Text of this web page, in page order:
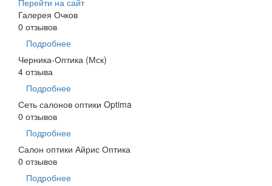
Галерея Очков
0 отзывов
Подробнее
Черника-Оптика (Мск)
4 отзыва
Подробнее
Сеть салонов оптики Optima
0 отзывов
Подробнее
Салон оптики Айрис Оптика
0 отзывов
Подробнее